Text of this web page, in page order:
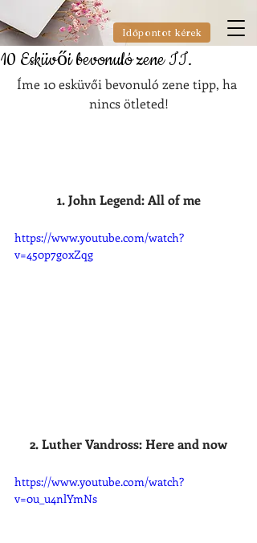
Időpontot kérek
10 Esküvői bevonuló zene II.
Íme 10 esküvői bevonuló zene tipp, ha
nincs ötleted!
1. John Legend: All of me
https://www.youtube.com/watch?
v=450p7goxZqg
2. Luther Vandross: Here and now
https://www.youtube.com/watch?
v=0u_u4nlYmNs